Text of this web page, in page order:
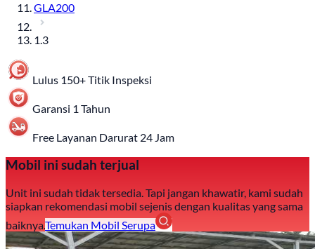
GLA200
1.3
Lulus 150+ Titik Inspeksi
Garansi 1 Tahun
Free Layanan Darurat 24 Jam
Mobil ini sudah terjual
Unit ini sudah tidak tersedia. Tapi jangan khawatir, kami sudah
siapkan rekomendasi mobil sejenis dengan kualitas yang sama
baiknya.Temukan Mobil Serupa